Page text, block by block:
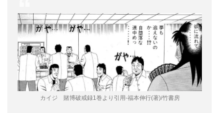
カイジ 賭博破戒録1巻より引用-福本伸行(著)/竹書房